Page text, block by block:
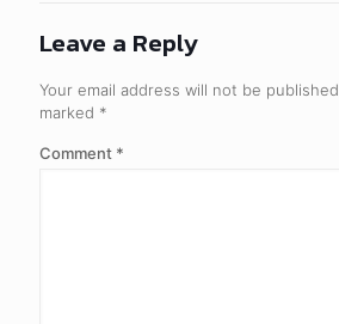
Leave a Reply
Your email address will not be published.
marked *
Comment *